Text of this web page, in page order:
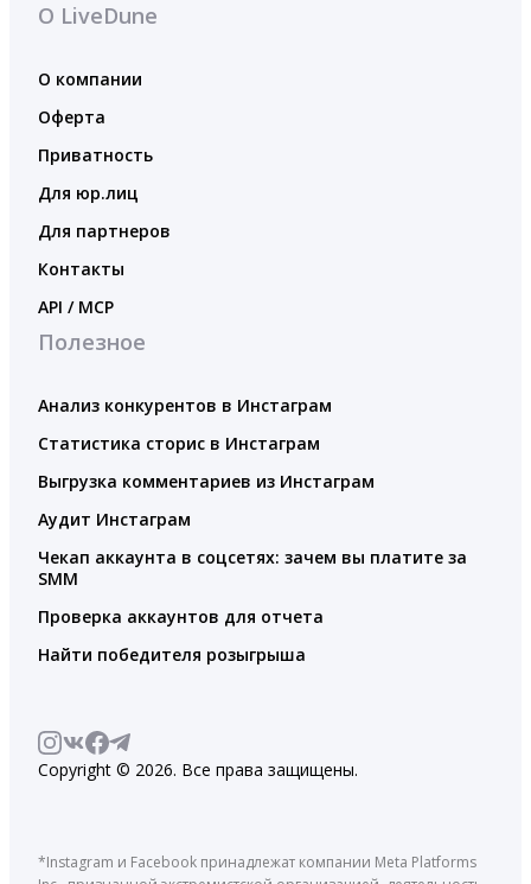
О LiveDune
О компании
Оферта
Приватность
Для юр.лиц
Для партнеров
Контакты
API / MCP
Полезное
Анализ конкурентов в Инстаграм
Статистика сторис в Инстаграм
Выгрузка комментариев из Инстаграм
Аудит Инстаграм
Чекап аккаунта в соцсетях: зачем вы платите за
SMM
Проверка аккаунтов для отчета
Найти победителя розыгрыша
Copyright © 2026. Все права защищены.
*Instagram и Facebook принадлежат компании Meta Platforms